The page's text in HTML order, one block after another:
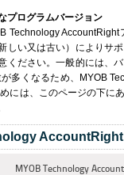
プログラムバージョン
Technology
しい又は古い）によりサ
ください。一般的には、
多くなるため、MYOB
には、このページの下に
AccountRight
MYOB Technology